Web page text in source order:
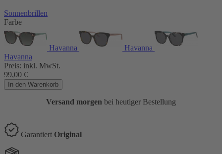
Sonnenbrillen
Farbe
Havanna
Havanna
Havanna
Preis: inkl. MwSt.
99,00 €
In den Warenkorb
Versand morgen bei heutiger Bestellung
Garantiert Original